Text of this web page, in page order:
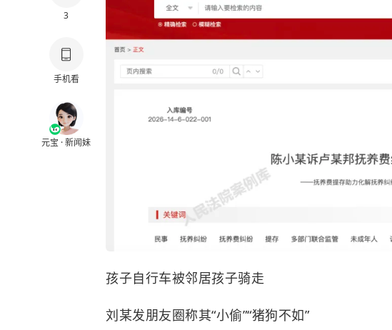
3
手机看
元宝 · 新闻妹
孩子自行车被邻居孩子骑走
刘某发朋友圈称其“小偷”“猪狗不如”